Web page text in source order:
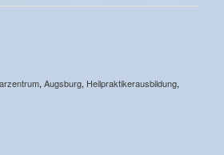
,Augsburg, Heilpraktikerausbildung,